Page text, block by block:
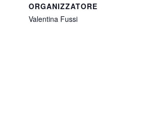
ORGANIZZATORE
Valentina Fussi